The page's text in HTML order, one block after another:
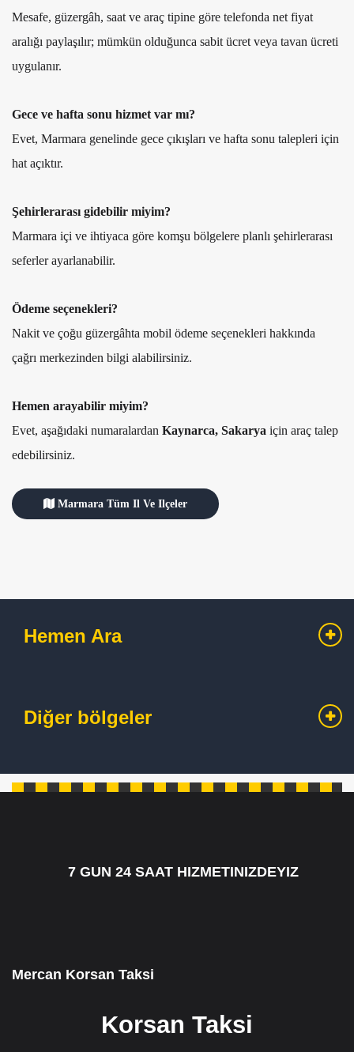
Mesafe, güzergâh, saat ve araç tipine göre telefonda net fiyat
aralığı paylaşılır; mümkün olduğunca sabit ücret veya tavan ücreti
uygulanır.
Gece ve hafta sonu hizmet var mı?
Evet, Marmara genelinde gece çıkışları ve hafta sonu talepleri için
hat açıktır.
Şehirlerarası gidebilir miyim?
Marmara içi ve ihtiyaca göre komşu bölgelere planlı şehirlerarası
seferler ayarlanabilir.
Ödeme seçenekleri?
Nakit ve çoğu güzergâhta mobil ödeme seçenekleri hakkında
çağrı merkezinden bilgi alabilirsiniz.
Hemen arayabilir miyim?
Evet, aşağıdaki numaralardan Kaynarca, Sakarya için araç talep
edebilirsiniz.
Marmara Tüm Il Ve Ilçeler
Hemen Ara
Diğer bölgeler
7 GUN 24 SAAT HIZMETINIZDEYIZ
7/24 CAGRI HATTIMIZ 05349795098
Mercan Korsan Taksi
Korsan Taksi